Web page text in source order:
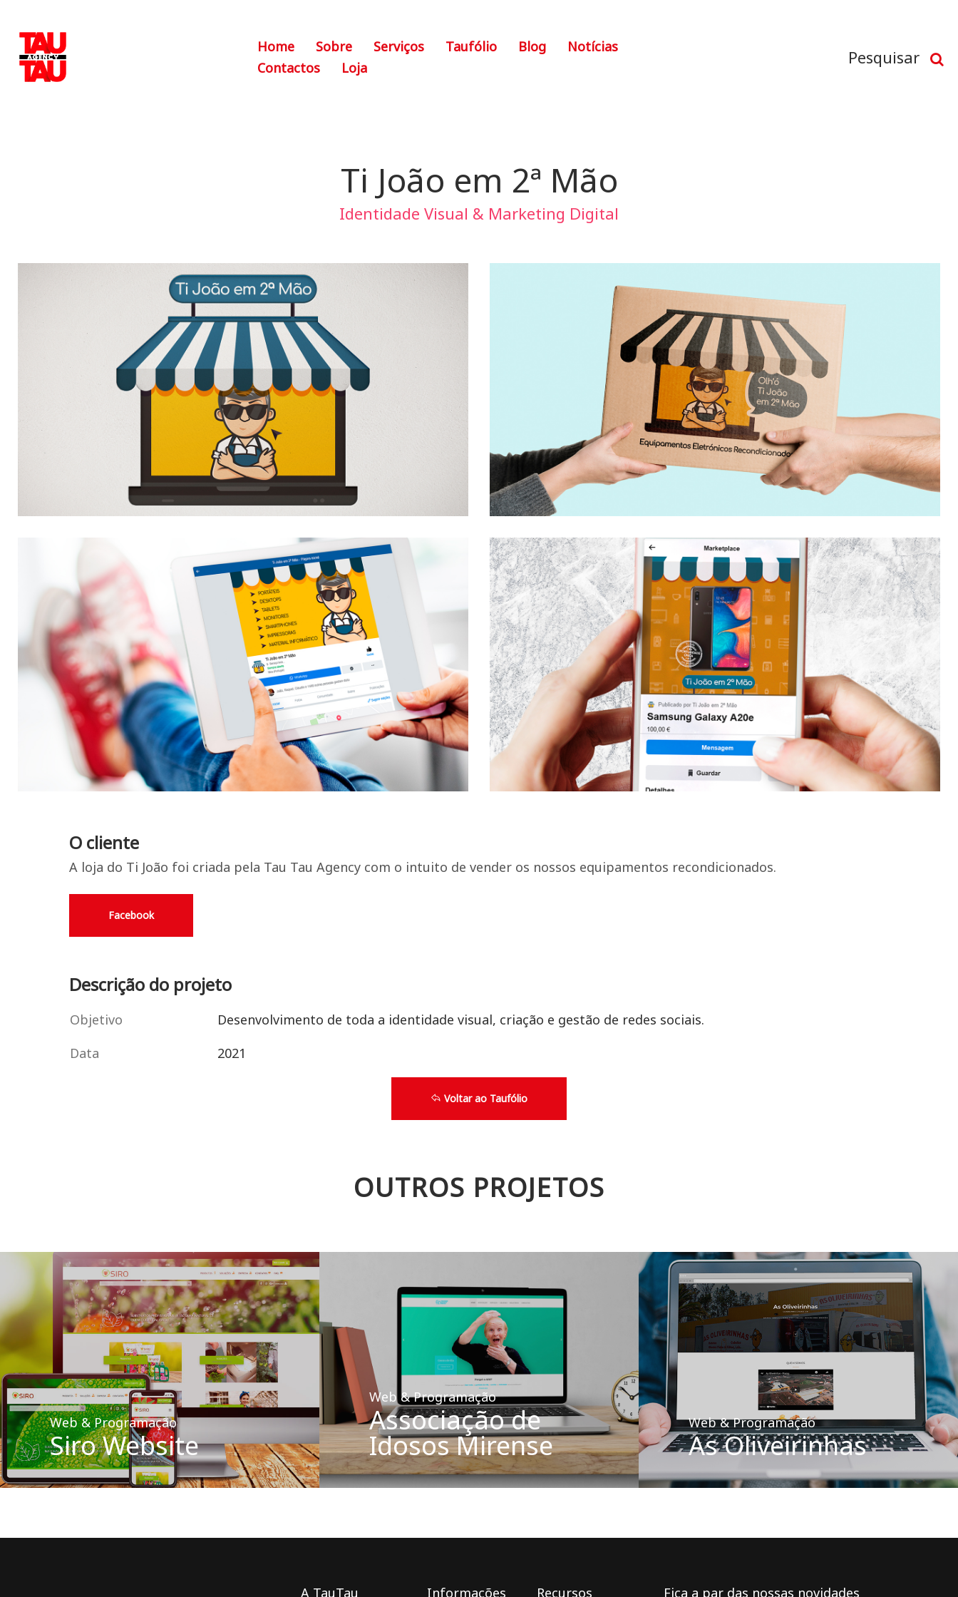
Home Sobre Serviços Taufólio Blog
Notícias
Contactos
Loja Pesquisar
Ti João em 2ª Mão
Identidade Visual & Marketing Digital
O cliente
A loja do Ti João foi criada pela Tau Tau Agency com o intuito de vender os nossos equipamentos recondicionados.
Facebook
Descrição do projeto
Objetivo
Desenvolvimento de toda a identidade visual, criação e gestão de redes sociais.
Data
2021
Voltar ao Taufólio
OUTROS PROJETOS
Siro Website
Web & Programação Associação de
Idosos Mirense
Web & Programação
As Oliveirinhas
Web & Programação
A TauTau Informações Recursos Fica a par das nossas novidades